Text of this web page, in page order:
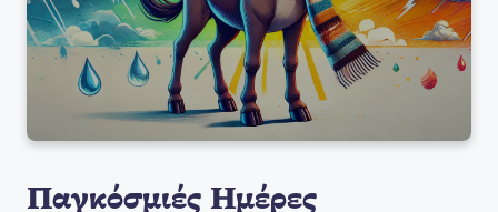
Παγκόσμιές Ημέρες